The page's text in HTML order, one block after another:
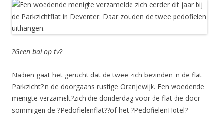
?Geen bal op tv?
Nadien gaat het gerucht dat de twee zich bevinden in de flat
Parkzicht?in de doorgaans rustige Oranjewijk. Een woedende
menigte verzamelt?zich die donderdag voor de flat die door
sommigen de ?Pedofielenflat??of het ?PedofielenHotel?